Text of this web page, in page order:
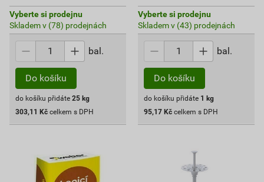
Vyberte si prodejnu
Skladem v (78) prodejnách
bal.
Do košíku
do košíku přidáte 25 kg
303,11 Kč celkem s DPH
Vyberte si prodejnu
Skladem v (43) prodejnách
bal.
Do košíku
do košíku přidáte 1 kg
95,17 Kč celkem s DPH